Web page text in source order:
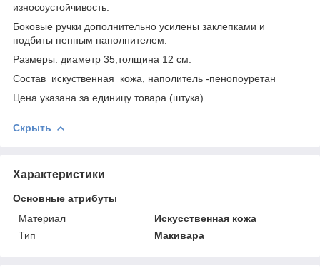
износоустойчивость.
Боковые ручки дополнительно усилены заклепками и
подбиты пенным наполнителем.
Размеры: диаметр 35,толщина 12 см.
Состав искуственная кожа, наполитель -пенопоуретан
Цена указана за единицу товара (штука)
Скрыть
Характеристики
Основные атрибуты
Материал
Искусственная кожа
Тип
Макивара